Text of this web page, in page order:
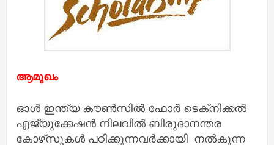
ആമുഖം
ഓൾ ഇന്ത്യ കൗൺസിൽ ഫോർ ടെക്‌നിക്കൽ
എജ്യുക്കേഷൻ നിലവിൽ ബിരുദാനന്തര
കോഴ്‌സുകൾ പഠിക്കുന്നവർക്കായി നൽകുന്ന